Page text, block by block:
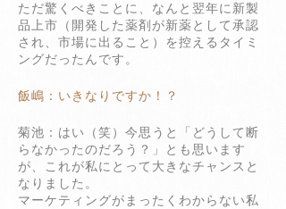
ただ驚くべきことに、なんと翌年に新製
品上市（開発した薬剤が新薬として承認
され、市場に出ること）を控えるタイミ
ングだったんです。
飯嶋：いきなりですか！？
菊池：はい（笑）今思うと「どうして断
らなかったのだろう？」とも思います
が、これが私にとって大きなチャンスと
なりました。
マーケティングがまったくわからない私